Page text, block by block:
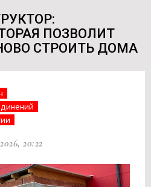
ПОЗВОЛИТ
СТРОИТЬ ДОМА
20:22